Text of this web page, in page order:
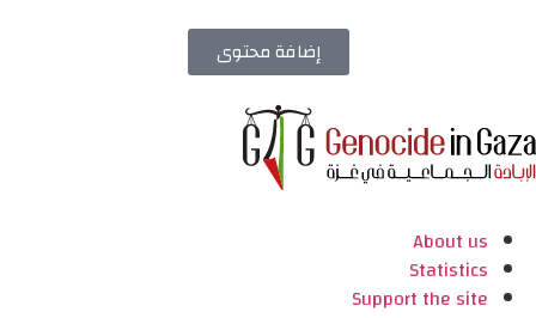
إضافة محتوى
About us
Statistics
Support the site